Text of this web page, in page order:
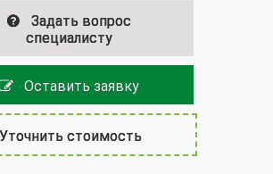
Задать вопрос
специалисту
Оставить заявку
Уточнить стоимость